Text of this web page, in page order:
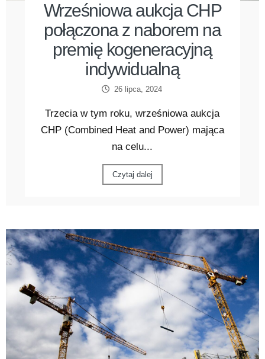
Wrześniowa aukcja CHP
połączona z naborem na
premię kogeneracyjną
indywidualną
26 lipca, 2024
Trzecia w tym roku, wrześniowa aukcja
CHP (Combined Heat and Power) mająca
na celu...
Czytaj dalej